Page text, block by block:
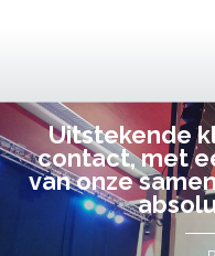
Uitstekende
contact, met
van onze